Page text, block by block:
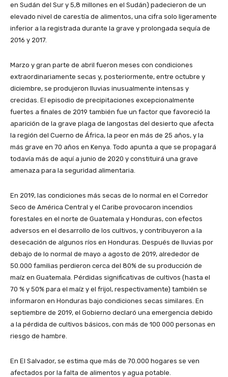
en Sudán del Sur y 5,8 millones en el Sudán) padecieron de un
elevado nivel de carestía de alimentos, una cifra solo ligeramente
inferior a la registrada durante la grave y prolongada sequía de
2016 y 2017.
Marzo y gran parte de abril fueron meses con condiciones
extraordinariamente secas y, posteriormente, entre octubre y
diciembre, se produjeron lluvias inusualmente intensas y
crecidas. El episodio de precipitaciones excepcionalmente
fuertes a finales de 2019 también fue un factor que favoreció la
aparición de la grave plaga de langostas del desierto que afecta
la región del Cuerno de África, la peor en más de 25 años, y la
más grave en 70 años en Kenya. Todo apunta a que se propagará
todavía más de aquí a junio de 2020 y constituirá una grave
amenaza para la seguridad alimentaria.
En 2019, las condiciones más secas de lo normal en el Corredor
Seco de América Central y el Caribe provocaron incendios
forestales en el norte de Guatemala y Honduras, con efectos
adversos en el desarrollo de los cultivos, y contribuyeron a la
desecación de algunos ríos en Honduras. Después de lluvias por
debajo de lo normal de mayo a agosto de 2019, alrededor de
50.000 familias perdieron cerca del 80% de su producción de
maíz en Guatemala. Pérdidas significativas de cultivos (hasta el
70 % y 50% para el maíz y el frijol, respectivamente) también se
informaron en Honduras bajo condiciones secas similares. En
septiembre de 2019, el Gobierno declaró una emergencia debido
a la pérdida de cultivos básicos, con más de 100 000 personas en
riesgo de hambre.
En El Salvador, se estima que más de 70.000 hogares se ven
afectados por la falta de alimentos y agua potable.